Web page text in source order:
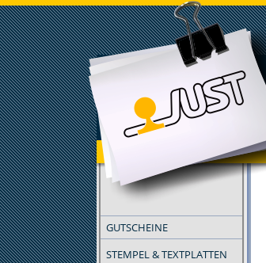
GUTSCHEINE
STEMPEL & TEXTPLATTEN
FILTER